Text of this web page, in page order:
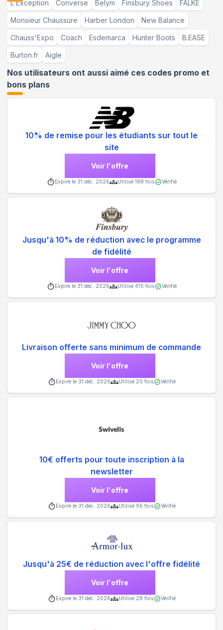
L'Exception Converse Belym Finsbury Shoes FALKE
Monsieur Chaussure Harber London New Balance
Chauss'Expo Coach Esdemarca Hunter Boots B.EASE
Burton.fr Aigle
Nos utilisateurs ont aussi aimé ces codes promo et
bons plans
10% de remise pour les étudiants sur tout le
site
Voir l'offre
Expire le 31 déc. 2026 Utilisé 188 fois Vérifié
Jusqu'à 10% de réduction avec le programme
de fidélité
Voir l'offre
Expire le 31 déc. 2026 Utilisé 415 fois Vérifié
Livraison offerte sans minimum de commande
Voir l'offre
Expire le 31 déc. 2026 Utilisé 20 fois Vérifié
10€ offerts pour toute inscription à la
newsletter
Voir l'offre
Expire le 31 déc. 2026 Utilisé 96 fois Vérifié
Jusqu'à 25€ de réduction avec l'offre fidélité
Voir l'offre
Expire le 31 déc. 2026 Utilisé 28 fois Vérifié